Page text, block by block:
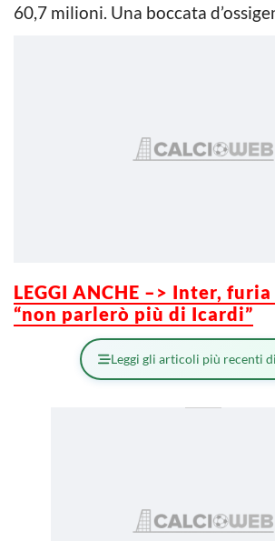
60,7 milioni. Una boccata
LEGGI ANCHE –> Inter,
“non parlerò più di Icardi”
Leggi gli articoli più recenti di